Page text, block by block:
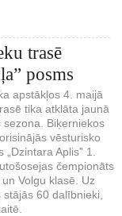
trasē
posms
apstākļos 4. maijā
tika atklāta jaunā
sezona. Biķerniekos
vēsturisko
Aplis” 1.
čempionāts
Volgu klasē. Uz
60 dalībnieki,